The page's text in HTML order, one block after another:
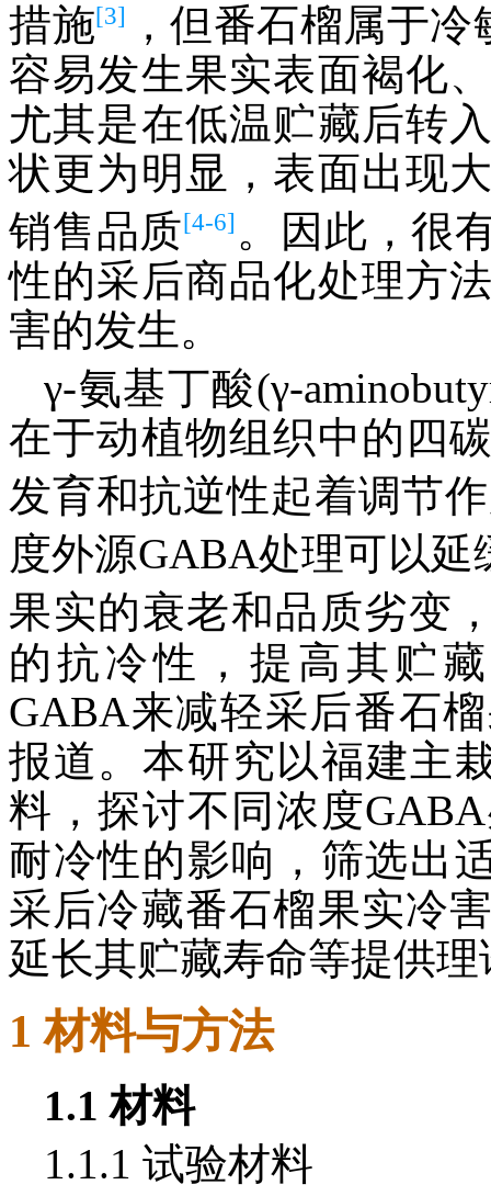
措施[3]
，但番石榴属于
容易发生果实表面褐化
尤其是在低温贮藏后转
状更为明显，表面出现
销售品质[4-6] 。因此，很
性的采后商品化处理方
害的发生。
γ-氨基丁酸(γ-
在于动植物组织中的四
发育和抗逆性起着调节
度外源GABA处理可以延
果实的衰老和品质劣变
的抗冷性，提高其贮
GABA来减轻采后番石
报道。本研究以福建主
料，探讨不同浓度
耐冷性的影响，筛选出
采后冷藏番石榴果实冷
延长其贮藏寿命等提供
1 材料与方法
1.1 材料
1.1.1 试验材料